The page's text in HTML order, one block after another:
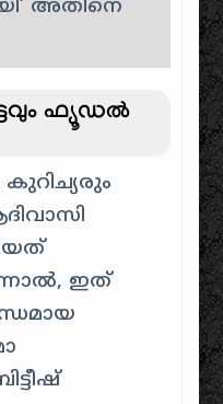
അതിനെ
ഫ്യൂഡൽ
കുറിച്യരും
ഇത്